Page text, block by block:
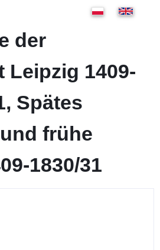
der
Leipzig 1409-
Spätes
frühe
1830/31